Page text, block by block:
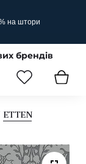
на штори
брендів
ETTEN